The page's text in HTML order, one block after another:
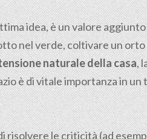
idea, è un valore
nel verde, coltivare un
naturale della casa,
è di vitale importanza in
le criticità (ad